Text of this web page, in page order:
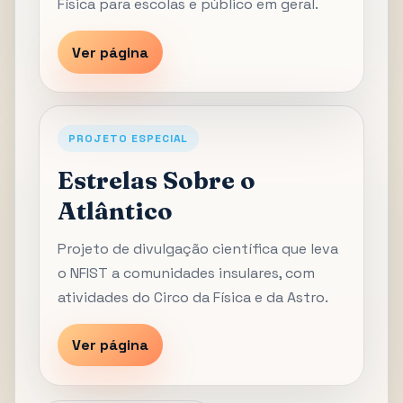
Física para escolas e público em geral.
Ver página
PROJETO ESPECIAL
Estrelas Sobre o
Atlântico
Projeto de divulgação científica que leva
o NFIST a comunidades insulares, com
atividades do Circo da Física e da Astro.
Ver página